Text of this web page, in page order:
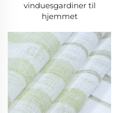
vinduesgardiner til
hjemmet